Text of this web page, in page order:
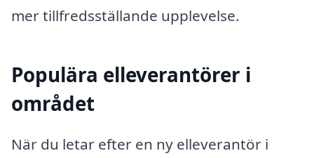
mer tillfredsställande upplevelse.
Populära elleverantörer i
området
När du letar efter en ny elleverantör i